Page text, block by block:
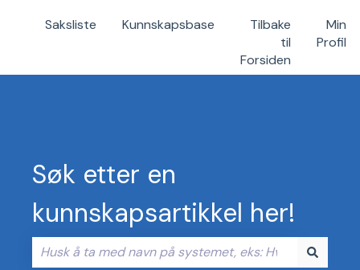
Saksliste Kunnskapsbase
Tilbake
til
Forsiden
Min
Profil
Søk etter en
kunnskapsartikkel her!